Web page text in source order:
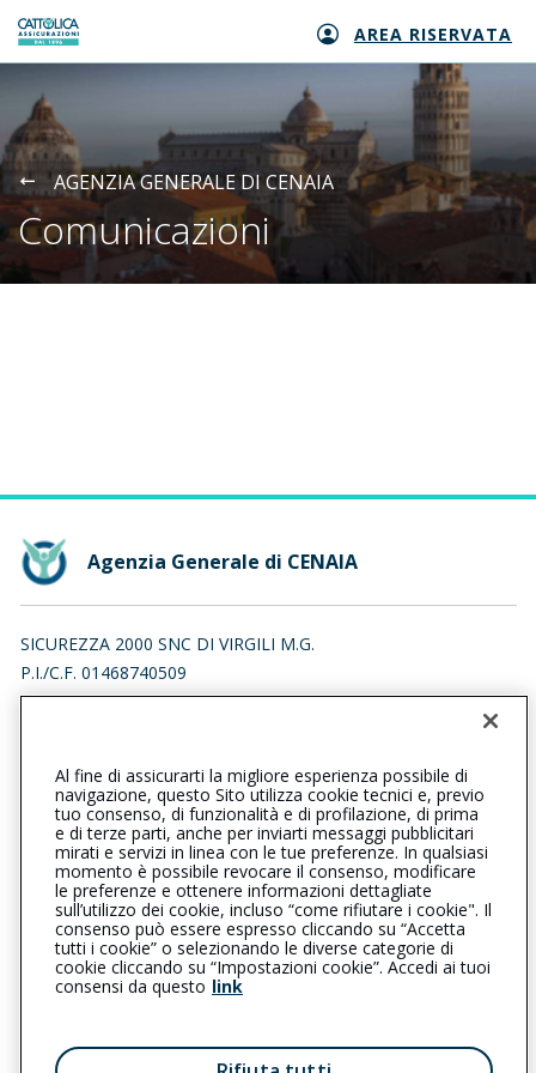
Generali logo AREA RISERVATA
AGENZIA GENERALE DI CENAIA
Comunicazioni
Agenzia Generale di CENAIA
SICUREZZA 2000 SNC DI VIRGILI M.G.
P.I./C.F. 01468740509
VIA GIAN BATTISTA QUEIROLO 23, 56125 PISA (PI)
050642224 050642224
cenaia@cattolica.it
sicurezza2000@pec.it
L’intermediario è soggetto al controllo dell’IVASS. Consulta il
Registro RUI al seguentelink
Privacy | Cookie | Il Gruppo Generali
Al fine di assicurarti la migliore esperienza possibile di
navigazione, questo Sito utilizza cookie tecnici e, previo
tuo consenso, di funzionalità e di profilazione, di prima
e di terze parti, anche per inviarti messaggi pubblicitari
mirati e servizi in linea con le tue preferenze. In qualsiasi
momento è possibile revocare il consenso, modificare
le preferenze e ottenere informazioni dettagliate
sull’utilizzo dei cookie, incluso “come rifiutare i cookie". Il
consenso può essere espresso cliccando su “Accetta
tutti i cookie” o selezionando le diverse categorie di
cookie cliccando su “Impostazioni cookie”. Accedi ai tuoi
consensi da questo link